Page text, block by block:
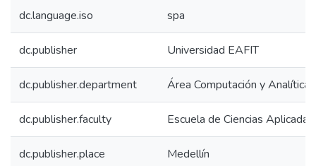
dc.language.iso spa
dc.publisher Universidad EAFIT
dc.publisher.department Área Computación y Analítica
dc.publisher.faculty Escuela de Ciencias
dc.publisher.place Medellín